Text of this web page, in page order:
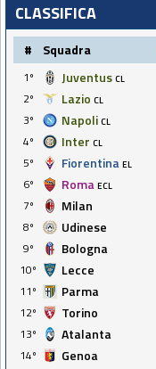
CLASSIFICA
# Squadra
1º Juventus CL
2º
Lazio CL
3º
Napoli CL
4º
Inter CL
5º
Fiorentina EL
6º
Roma ECL
7º
Milan
8º
Udinese
9º
Bologna
10º
Lecce
11º
Parma
12º
Torino
13º
Atalanta
14º
Genoa